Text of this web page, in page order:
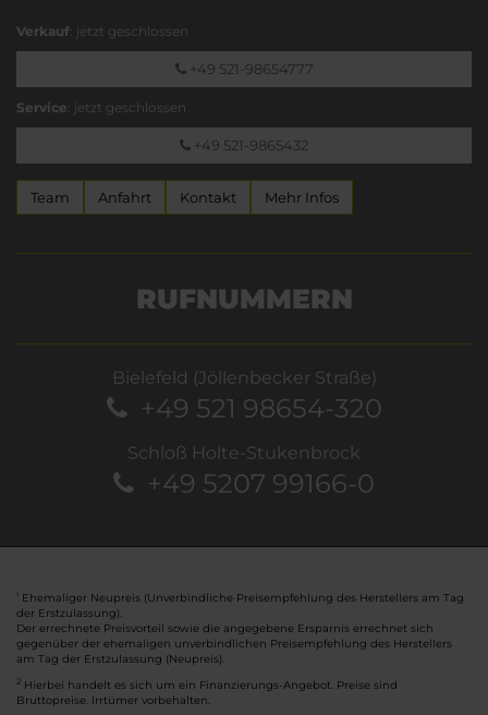
Verkauf: jetzt geschlossen
+49 521-98654777
Service: jetzt geschlossen
+49 521-9865432
Team Anfahrt Kontakt Mehr Infos
RUFNUMMERN
Bielefeld (Jöllenbecker Straße)
+49 521 98654-320
Schloß Holte-Stukenbrock
+49 5207 99166-0
Ehemaliger Neupreis (Unverbindliche Preisempfehlung des Herstellers am Tag
der Erstzulassung).
Der errechnete Preisvorteil sowie die angegebene Ersparnis errechnet sich
gegenüber der ehemaligen unverbindlichen Preisempfehlung des Herstellers
am Tag der Erstzulassung (Neupreis).
2 Hierbei handelt es sich um ein Finanzierungs-Angebot. Preise sind
Bruttopreise. Irrtümer vorbehalten.